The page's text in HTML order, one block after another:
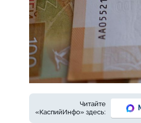
Фото: Елены Зимней
Читайте
«КаспийИнфо» здесь: